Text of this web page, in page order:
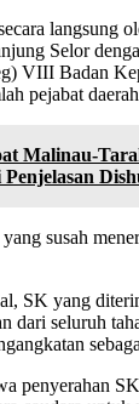
langsung
Selor
VIII Badan
pejabat
Malinau-
Penjelasan
susah
SK yang
dari seluruh
penyerahan